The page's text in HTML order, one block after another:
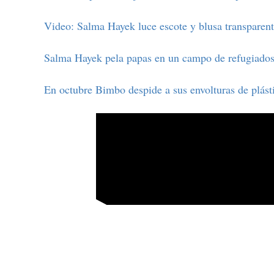
Video: Salma Hayek luce escote y blusa
Salma Hayek pela papas en un campo de
En octubre Bimbo despide a sus envolturas de